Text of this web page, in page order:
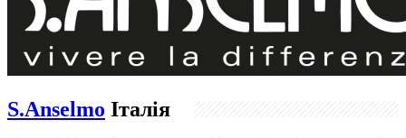
S.Anselmo Італія